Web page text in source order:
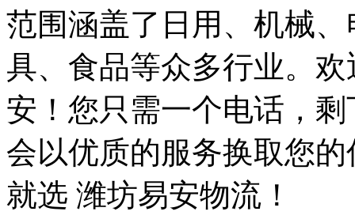
范围涵盖了日用、机械
具、食品等众多行业。
安！您只需一个电话，
会以优质的服务换取您
就选 潍坊易安物流！